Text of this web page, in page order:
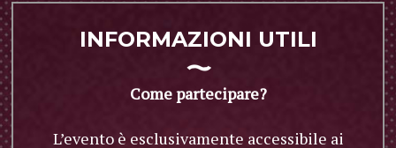
INFORMAZIONI UTILI
Come partecipare?
L’evento è esclusivamente accessibile ai